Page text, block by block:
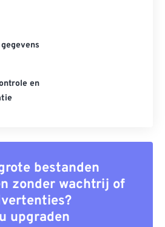
en
bestanden
zonder wachtrij of
upgraden